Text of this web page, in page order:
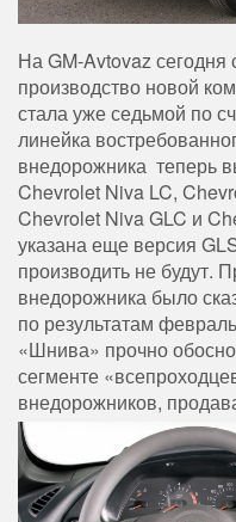
На GM-Avtovaz сегодня
производство новой
стала уже седьмой по
линейка
внедорожника теперь
Chevrolet Niva LC,
Chevrolet Niva GLC и
указана еще версия
производить не будут.
внедорожника было
по результатам
«Шнива» прочно
сегменте
внедорожников,